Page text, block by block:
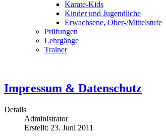
Karate-Kids
Kinder und Jugendliche
Erwachsene, Ober-/Mittelstufe
Prüfungen
Lehrgänge
Trainer
Impressum & Datenschutz
Details
Administrator
Erstellt: 23. Juni 2011